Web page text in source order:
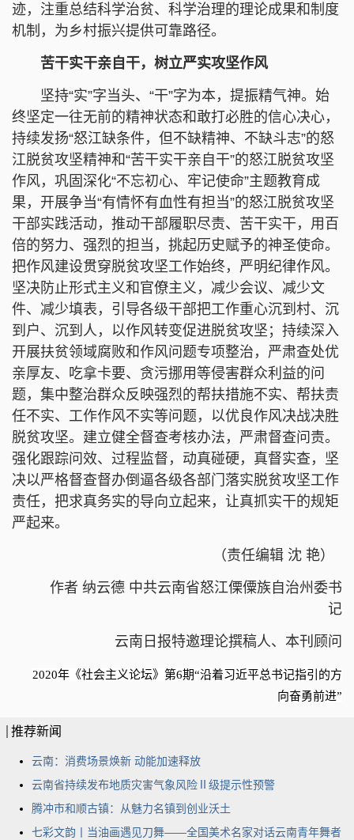
迹，注重总结科学治贫、科学治理的理论成果和制度
机制，为乡村振兴提供可靠路径。
苦干实干亲自干，树立严实攻坚作风
坚持“实”字当头、“干”字为本，提振精气神。始
终坚定一往无前的精神状态和敢打必胜的信心决心，
持续发扬“怒江缺条件，但不缺精神、不缺斗志”的怒
江脱贫攻坚精神和“苦干实干亲自干”的怒江脱贫攻坚
作风，巩固深化“不忘初心、牢记使命”主题教育成
果，开展争当“有情怀有血性有担当”的怒江脱贫攻坚
干部实践活动，推动干部履职尽责、苦干实干，用百
倍的努力、强烈的担当，挑起历史赋予的神圣使命。
把作风建设贯穿脱贫攻坚工作始终，严明纪律作风。
坚决防止形式主义和官僚主义，减少会议、减少文
件、减少填表，引导各级干部把工作重心沉到村、沉
到户、沉到人，以作风转变促进脱贫攻坚；持续深入
开展扶贫领域腐败和作风问题专项整治，严肃查处优
亲厚友、吃拿卡要、贪污挪用等侵害群众利益的问
题，集中整治群众反映强烈的帮扶措施不实、帮扶责
任不实、工作作风不实等问题，以优良作风决战决胜
脱贫攻坚。建立健全督查考核办法，严肃督查问责。
强化跟踪问效、过程监督，动真碰硬，真督实查，坚
决以严格督查督办倒逼各级各部门落实脱贫攻坚工作
责任，把求真务实的导向立起来，让真抓实干的规矩
严起来。
（责任编辑 沈 艳）
​作者 纳云德 中共云南省怒江傈僳族自治州委书
记
云南日报特邀理论撰稿人、本刊顾问
2020年《社会主义论坛》第6期“沿着习近平总书记指引的方
向奋勇前进”
推荐新闻
云南：消费场景焕新 动能加速释放
云南省持续发布地质灾害气象风险Ⅱ级提示性预警
腾冲市和顺古镇：从魅力名镇到创业沃土
七彩文韵丨当油画遇见刀舞——全国美术名家对话云南青年舞者